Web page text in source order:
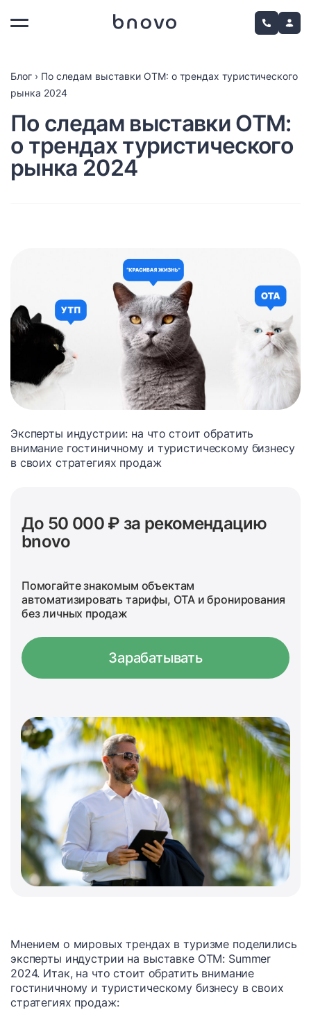
Блог › По следам выставки ОТМ: о трендах туристического
рынка 2024
По следам выставки ОТМ:
о трендах туристического
рынка 2024
Эксперты индустрии: на что стоит обратить
внимание гостиничному и туристическому бизнесу
в своих стратегиях продаж
До 50 000 ₽ за рекомендацию
bnovo
Помогайте знакомым объектам
автоматизировать тарифы, OTA и бронирования
без личных продаж
Зарабатывать
Мнением о мировых трендах в туризме поделились
эксперты индустрии на выставке ОТМ: Summer
2024. Итак, на что стоит обратить внимание
гостиничному и туристическому бизнесу в своих
стратегиях продаж: